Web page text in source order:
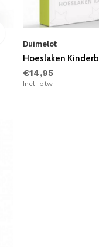
Duimelot
Hoeslaken
€14,95
Incl. btw